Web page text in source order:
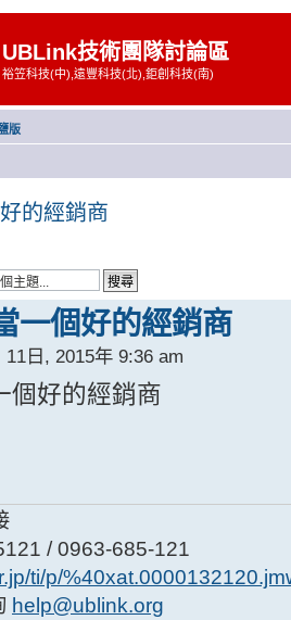
UBLink技術團隊討論區
裕笠科技(中),遠豐科技(北),鉅創科技(南)
版
的經銷商
一個好的經銷商
日, 2015年 9:36 am
個好的經銷商
/ 0963-685-121
ti/p/
help@ublink.org